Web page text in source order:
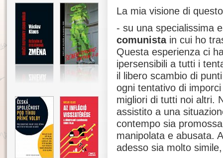
La mia visione di
- su una specialissima
comunistain cui ho
Questa esperienza ci
ipersensibili a tutti i
il libero scambio di
ogni tentativo di
migliori di tutti noi altri.
assistito a una
contempo sia
manipolata e abusata.
adesso sia molto simile,